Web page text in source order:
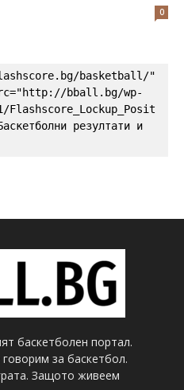
0
basketball/"
bball.bg/wp-
резултати и
баскетболен портал.
за баскетбол.
Защото живеем